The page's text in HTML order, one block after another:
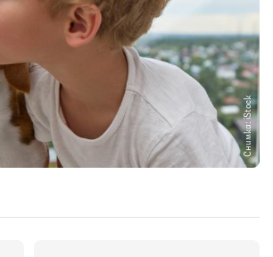
Снимка: iStock